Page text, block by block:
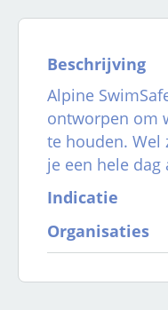
Beschrijving
Alpine
ontworpen om
te houden. Wel
je een hele dag
Indicatie
Organisaties